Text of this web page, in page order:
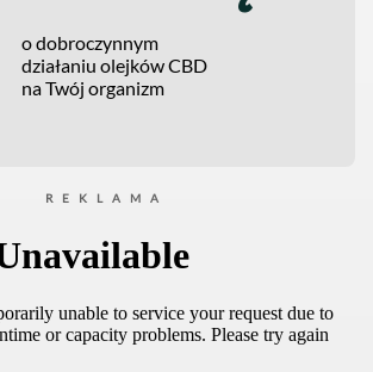
o dobroczynnym
działaniu olejków CBD
na Twój organizm
REKLAMA